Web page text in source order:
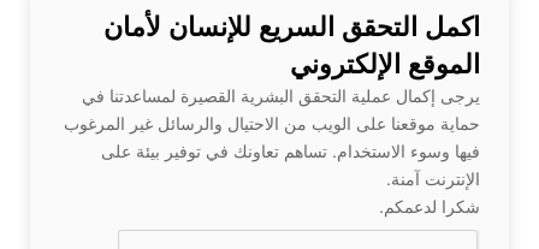
اكمل التحقق السريع للإنسان لأمان
الموقع الإلكتروني
يرجى إكمال عملية التحقق البشرية القصيرة لمساعدتنا في
حماية موقعنا على الويب من الاحتيال والرسائل غير المرغوب
فيها وسوء الاستخدام. تساهم تعاونك في توفير بيئة على
الإنترنت آمنة.
شكرا لدعمكم.